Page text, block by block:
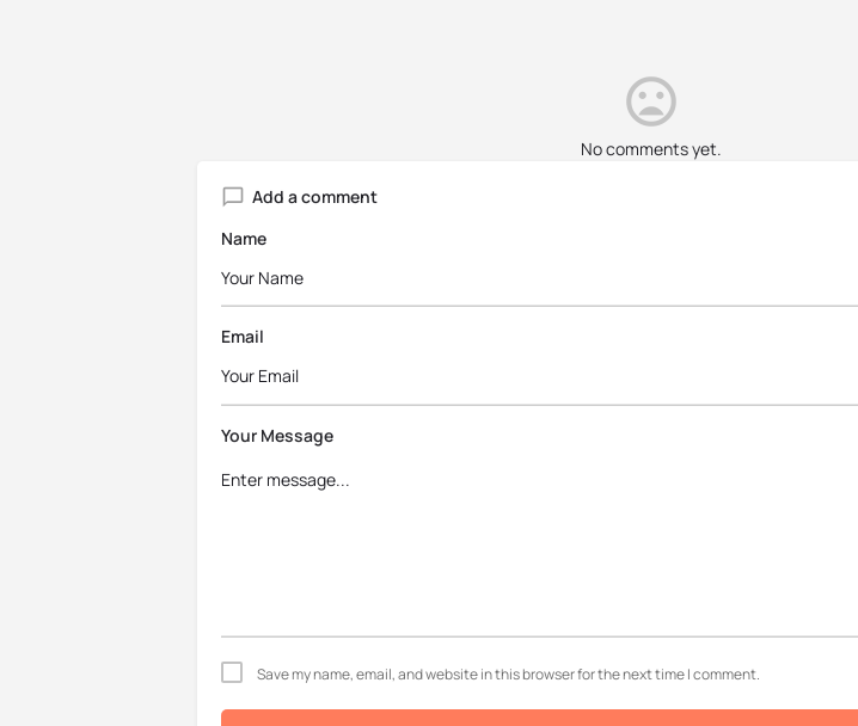
No comments yet.
Add a comment
Name
Email
Your Message
Save my name, email, and website in this browser for the next time I comment.